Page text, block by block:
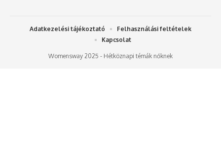
Womensway 2025 - Hétköznapi témák nőknek
Adatkezelési tájékoztató
Felhasználási feltételek
Kapcsolat